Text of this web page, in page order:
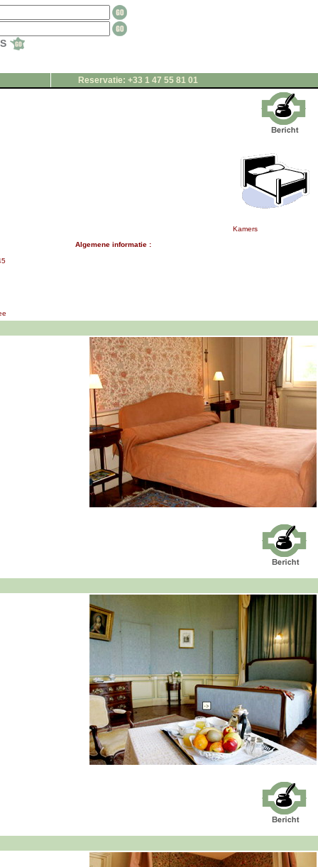
Reservatie: +33 1 47 55 81 01
Kamers
Algemene informatie :